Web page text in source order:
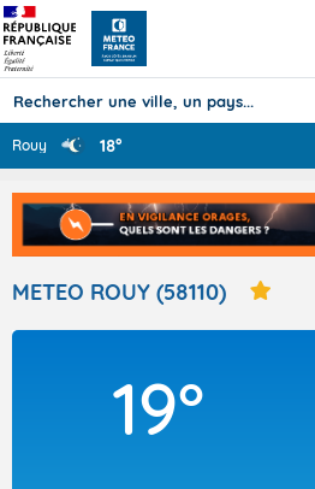
TOUS LES
Rouy 18°
METEO ROUY (58110)
19°